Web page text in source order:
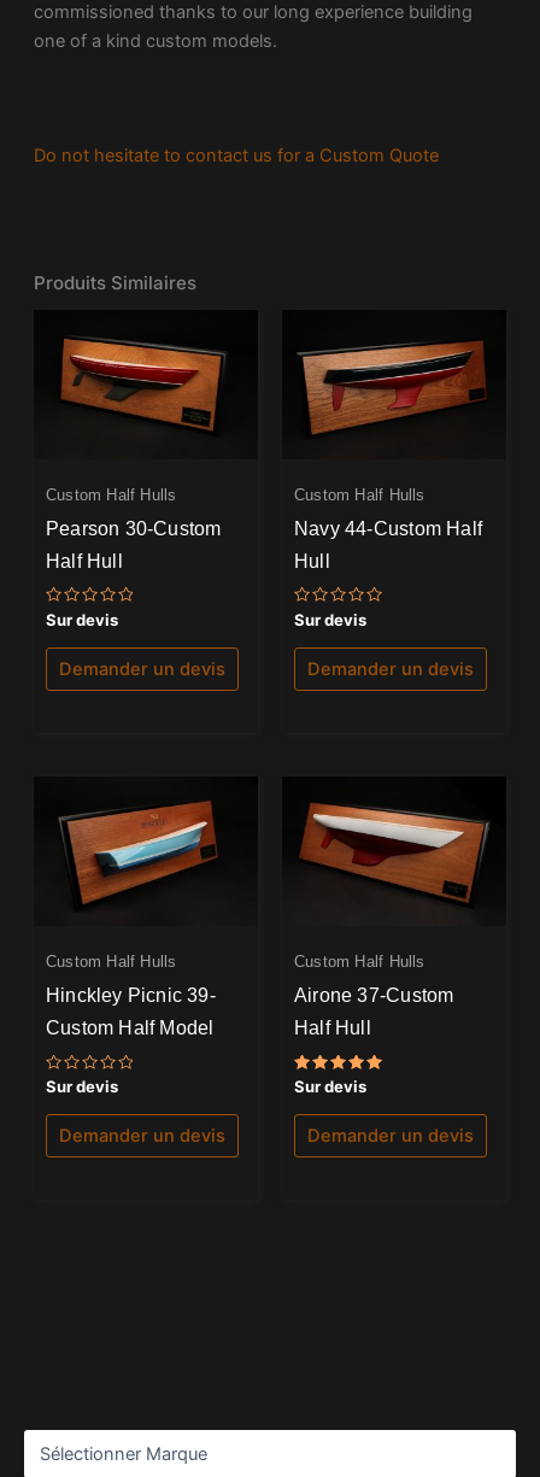
commissioned thanks to our long experience building
one of a kind custom models.
Do not hesitate to contact us for a Custom Quote
Produits Similaires
Custom Half Hulls
Pearson 30-Custom
Half Hull
Note
0
sur
Sur devis
Demander un devis
Custom Half Hulls
Navy 44-Custom Half
Hull
Note
0
sur
Sur devis
Demander un devis
Custom Half Hulls
Hinckley Picnic 39-
Custom Half Model
Note
0
sur
Sur devis
Demander un devis
Custom Half Hulls
Airone 37-Custom
Half Hull
Note
5.00
sur 5
Sur devis
Demander un devis